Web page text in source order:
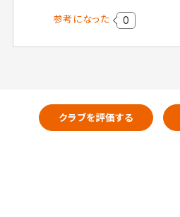
参考になった 0
クラブを評価する